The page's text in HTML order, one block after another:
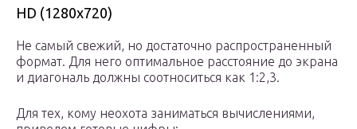
HD (1280х720)
Не самый свежий, но достаточно распространенный
формат. Для него оптимальное расстояние до экрана
и диагональ должны соотноситься как 1:2,3.
Для тех, кому неохота заниматься вычислениями,